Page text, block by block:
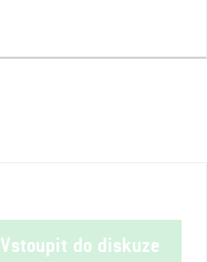
Vstoupit do diskuze